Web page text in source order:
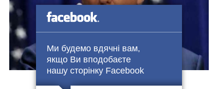
Ми будемо вдячні вам,
якщо Ви вподобаєте
нашу сторінку Facebook